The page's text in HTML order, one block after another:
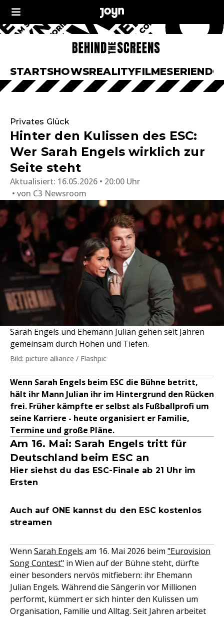
STARTSHOWSREALITYFILMESERIEN
Privates Glück
Hinter den Kulissen des ESC:
Wer Sarah Engels wirklich zur
Seite steht
Aktualisiert: 16.05.2026 • 20:00 Uhr
von C3 Newsroom
Sarah Engels und Ehemann Julian gehen seit Jahren
gemeinsam durch Höhen und Tiefen.
Bild: picture alliance / Flashpic
Wenn Sarah Engels beim ESC die Bühne betritt,
hält ihr Mann Julian ihr im Hintergrund den Rücken
frei. Früher kämpfte er selbst als Fußballprofi um
seine Karriere - heute organisiert er Familie,
Termine und große Pläne.
Am 16. Mai: Sarah Engels tritt für
Deutschland beim ESC an
Hier siehst du das ESC-Finale ab 21 Uhr im
Ersten
Auch auf ONE kannst du den ESC kostenlos
streamen
Wenn Sarah Engels am 16. Mai 2026 beim "Eurovision
Song Contest" in Wien auf der Bühne steht, dürfte
einer besonders nervös mitfiebern: ihr Ehemann
Julian Engels. Während die Sängerin vor Millionen
performt, kümmert er sich hinter den Kulissen um
Organisation, Familie und Alltag. Seit Jahren arbeitet